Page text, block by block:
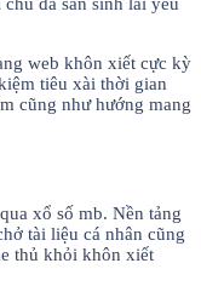
web khôn xiết cực kỳ
tiêu xài thời gian
cũng như hướng mang
xổ số mb. Nền tảng
tài liệu cá nhân cũng
thủ khỏi khôn xiết